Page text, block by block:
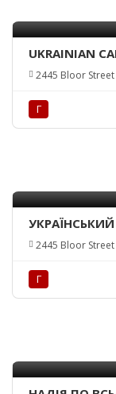
UKRAINIAN
(TORONTO)
2445 Bloor Street
Г
ФОНД/UNITED
2445 Bloor Street
Г